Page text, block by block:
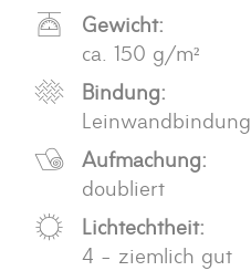
Gewicht:
ca. 150 g/m²
Bindung:
Leinwandbindung
Aufmachung:
doubliert
Lichtechtheit:
4 - ziemlich gut